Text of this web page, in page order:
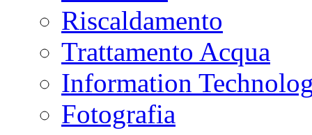
Riscaldamento
Trattamento Acqua
Information
Fotografia